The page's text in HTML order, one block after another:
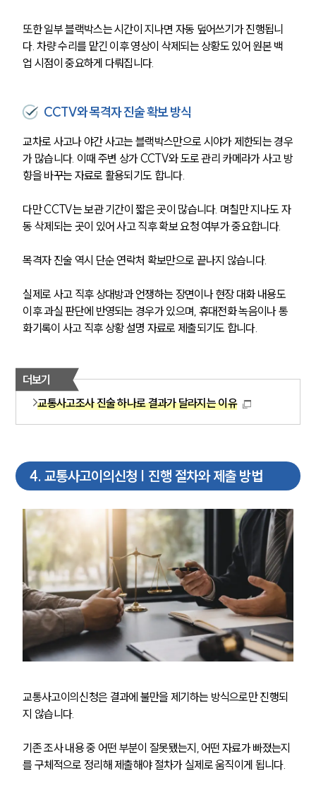
음주운전·교통사고전문변호사추천
소식/자료
언론보도
공지사항
법률 블로그
법률서식
뉴스레터/브로슈어
세미나
대륜법률상담예약
대륜법률상담예약
또한 일부 블랙박스는 시간이 지나면 자동 덮어쓰기가 진행됩니
다. 차량 수리를 맡긴 이후 영상이 삭제되는 상황도 있어 원본 백
업 시점이 중요하게 다뤄집니다.
CCTV와 목격자 진술 확보 방식
교차로 사고나 야간 사고는 블랙박스만으로 시야가 제한되는 경우
가 많습니다. 이때 주변 상가 CCTV와 도로 관리 카메라가 사고 방
향을 바꾸는 자료로 활용되기도 합니다.
다만 CCTV는 보관 기간이 짧은 곳이 많습니다. 며칠만 지나도 자
동 삭제되는 곳이 있어 사고 직후 확보 요청 여부가 중요합니다.
목격자 진술 역시 단순 연락처 확보만으로 끝나지 않습니다.
실제로 사고 직후 상대방과 언쟁하는 장면이나 현장 대화 내용도
이후 과실 판단에 반영되는 경우가 있으며, 휴대전화 녹음이나 통
화기록이 사고 직후 상황 설명 자료로 제출되기도 합니다.
더보기
교통사고조사 진술 하나로 결과가 달라지는 이유
4. 교통사고이의신청 | 진행 절차와 제출 방법
교통사고이의신청은 결과에 불만을 제기하는 방식으로만 진행되
지 않습니다.
기존 조사 내용 중 어떤 부분이 잘못됐는지, 어떤 자료가 빠졌는지
를 구체적으로 정리해 제출해야 절차가 실제로 움직이게 됩니다.